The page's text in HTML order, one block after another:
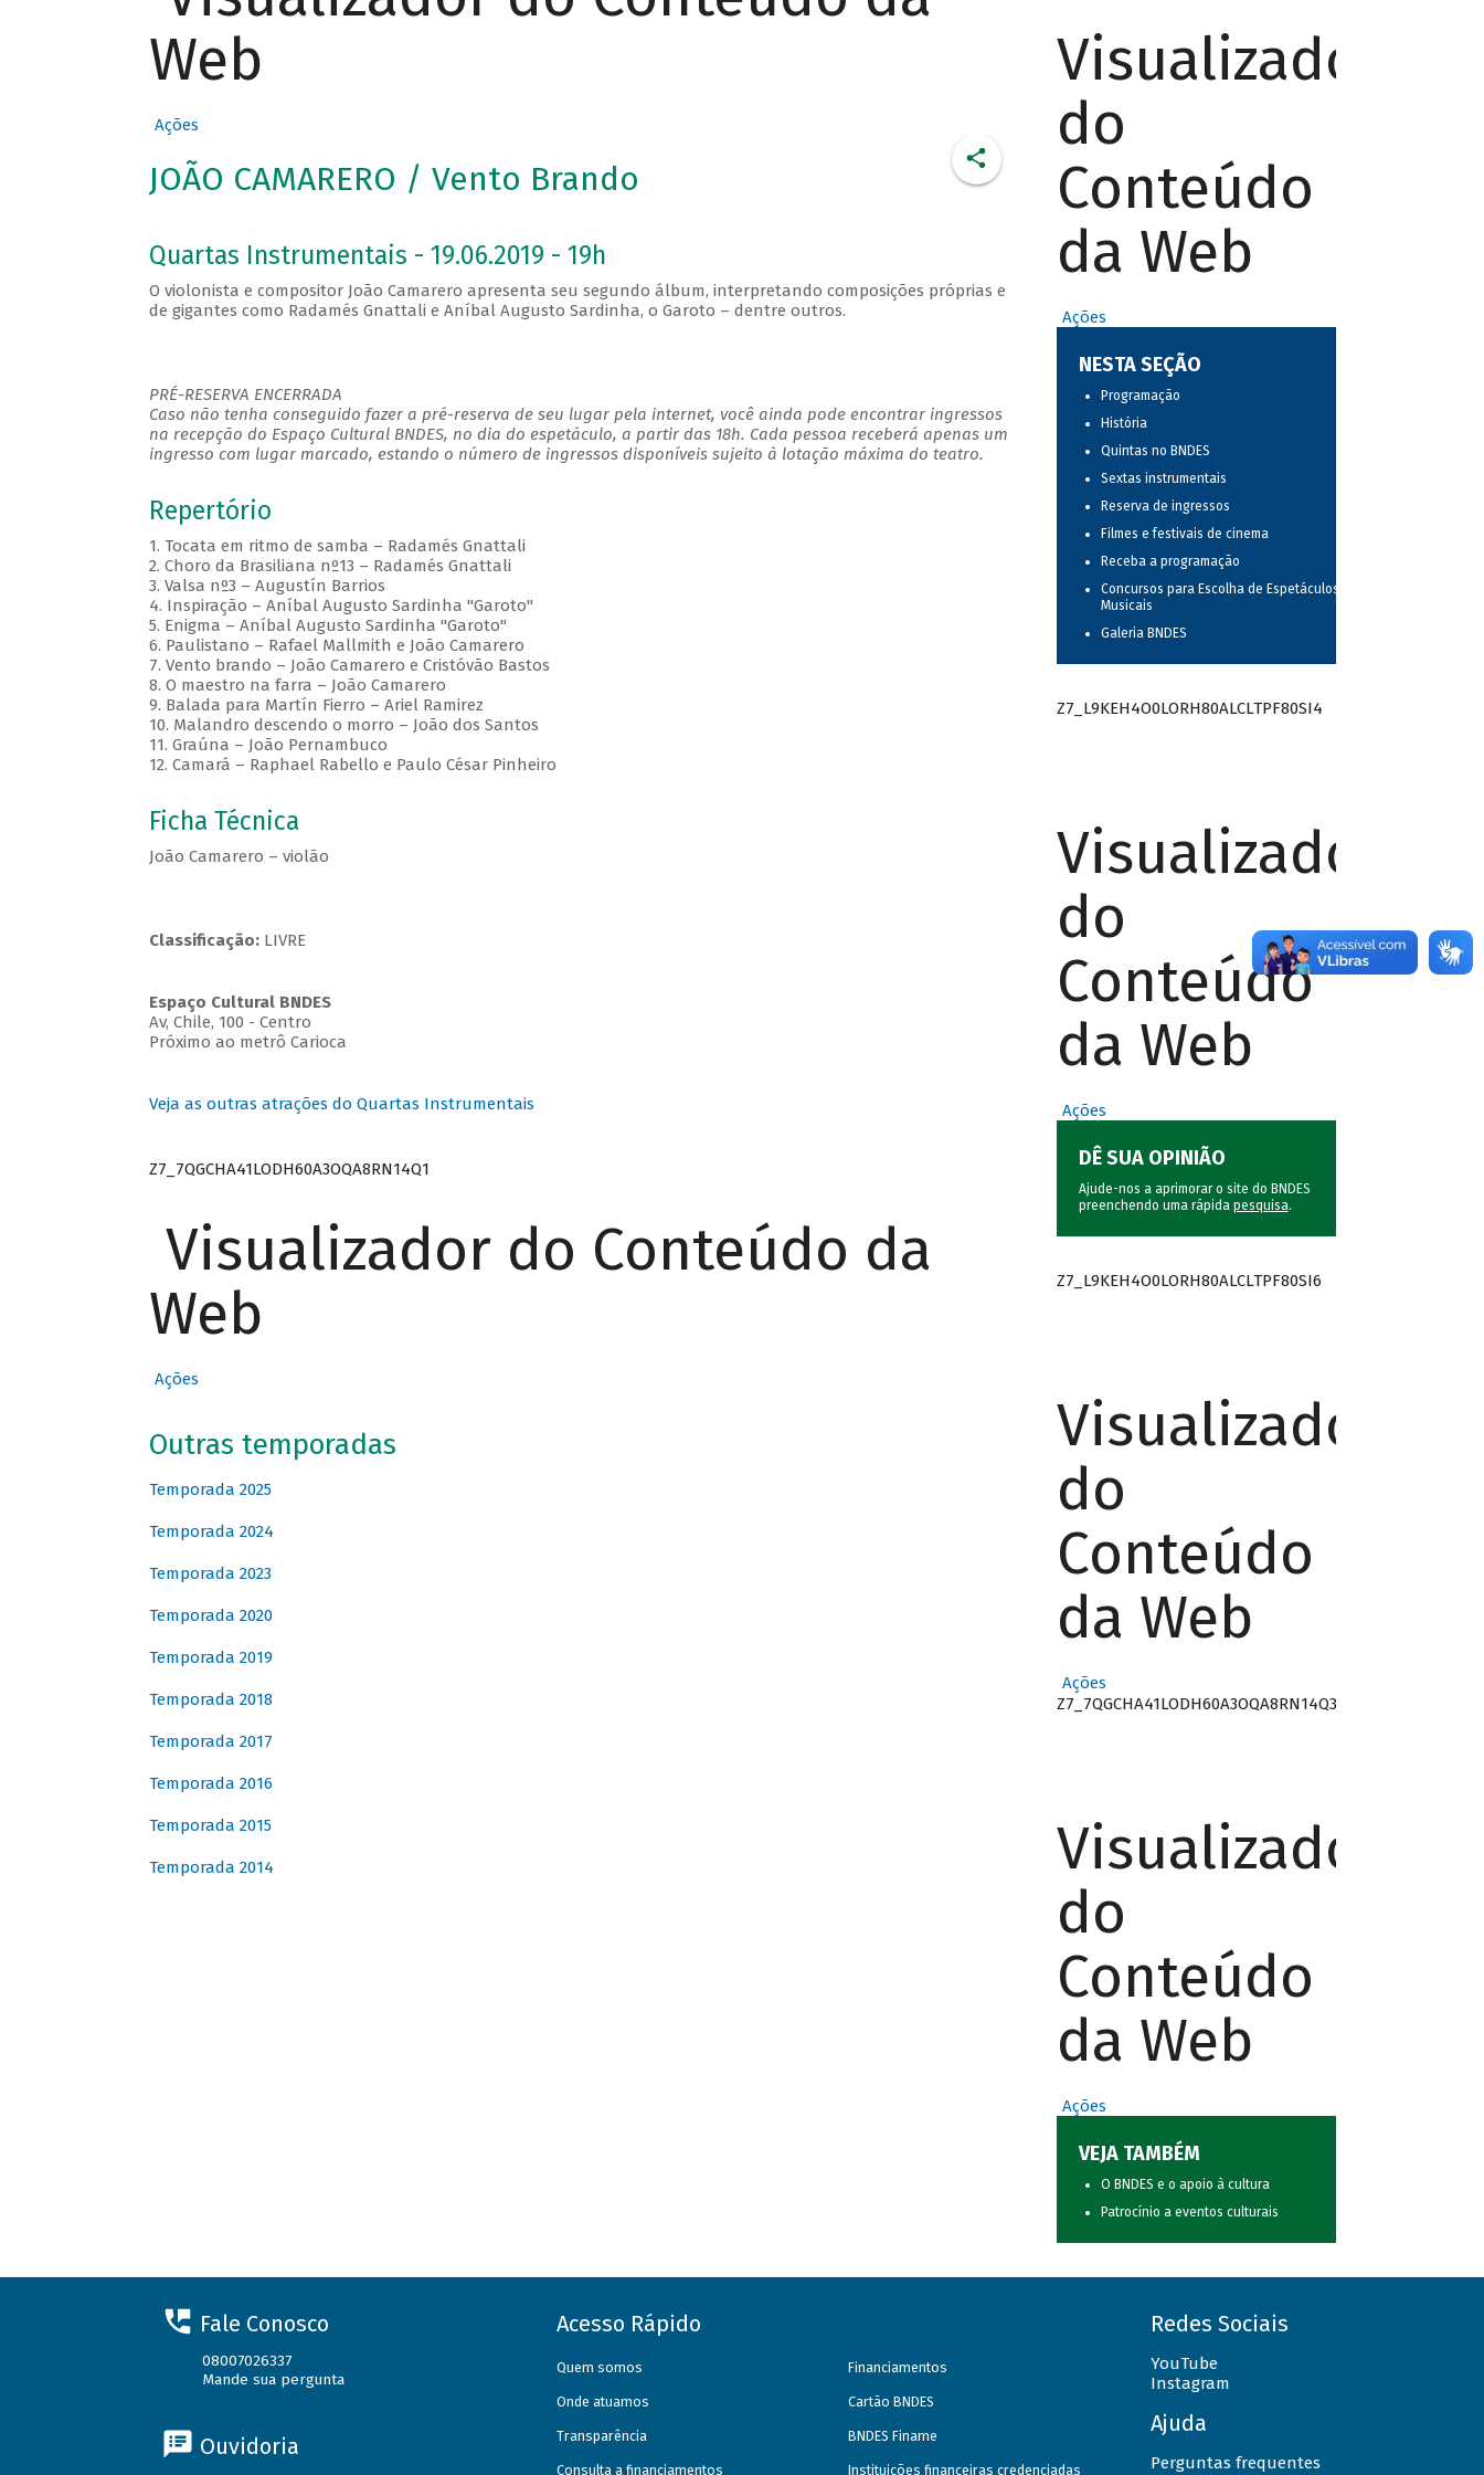
Web
Ações
JOÃO CAMARERO / Vento Brando
Quartas Instrumentais - 19.06.2019 - 19h
O violonista e compositor João Camarero apresenta seu segundo álbum, interpretando composições próprias e
de gigantes como Radamés Gnattali e Aníbal Augusto Sardinha, o Garoto – dentre outros.
PRÉ-RESERVA ENCERRADA
Caso não tenha conseguido fazer a pré-reserva de seu lugar pela internet, você ainda pode encontrar ingressos
na recepção do Espaço Cultural BNDES, no dia do espetáculo, a partir das 18h. Cada pessoa receberá apenas um
ingresso com lugar marcado, estando o número de ingressos disponíveis sujeito à lotação máxima do teatro.
Repertório
1. Tocata em ritmo de samba – Radamés Gnattali
2. Choro da Brasiliana nº13 – Radamés Gnattali
3. Valsa nº3 – Augustín Barrios
4. Inspiração – Aníbal Augusto Sardinha "Garoto"
5. Enigma – Aníbal Augusto Sardinha "Garoto"
6. Paulistano – Rafael Mallmith e João Camarero
7. Vento brando – João Camarero e Cristóvão Bastos
8. O maestro na farra – João Camarero
9. Balada para Martín Fierro – Ariel Ramirez
10. Malandro descendo o morro – João dos Santos
11. Graúna – João Pernambuco
12. Camará – Raphael Rabello e Paulo César Pinheiro
Ficha Técnica
João Camarero – violão
Classificação: LIVRE
Espaço Cultural BNDES
Av, Chile, 100 - Centro
Próximo ao metrô Carioca
Veja as outras atrações do Quartas Instrumentais
Z7_7QGCHA41LODH60A3OQA8RN14Q1
Visualizador do Conteúdo da
Web
Ações
Outras temporadas
Temporada 2025
Temporada 2024
Temporada 2023
Temporada 2020
Temporada 2019
Temporada 2018
Temporada 2017
Temporada 2016
Temporada 2015
Temporada 2014
Visualizador
do
Conteúdo
da Web
Ações
NESTA SEÇÃO
Programação
História
Quintas no BNDES
Sextas instrumentais
Reserva de ingressos
Filmes e festivais de cinema
Receba a programação
Concursos para Escolha de Espetáculos
Musicais
Galeria BNDES
Z7_L9KEH4O0LORH80ALCLTPF80SI4
Visualizador
do
Conteúdo
da Web
Ações
DÊ SUA OPINIÃO
Ajude-nos a aprimorar o site do BNDES
preenchendo uma rápida pesquisa.
Z7_L9KEH4O0LORH80ALCLTPF80SI6
Visualizador
do
Conteúdo
da Web
Ações
Z7_7QGCHA41LODH60A3OQA8RN14Q3
Visualizador
do
Conteúdo
da Web
Ações
VEJA TAMBÉM
O BNDES e o apoio à cultura
Patrocínio a eventos culturais
Fale Conosco
08007026337
Mande sua pergunta
Ouvidoria
Acesso Rápido
Quem somos
Onde atuamos
Transparência
Consulta a financiamentos
Financiamentos
Cartão BNDES
BNDES Finame
Instituições financeiras credenciadas
Redes Sociais
YouTube
Instagram
Ajuda
Perguntas frequentes